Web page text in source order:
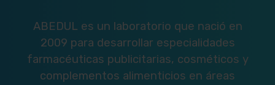
ABEDUL es un laboratorio que nació en
2009 para desarrollar especialidades
farmacéuticas publicitarias, cosméticos y
complementos alimenticios en áreas